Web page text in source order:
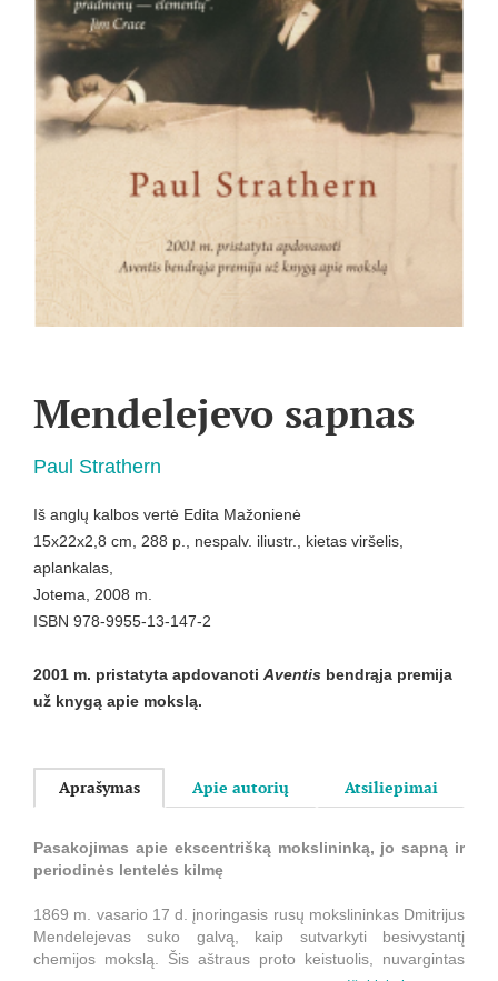
Mendelejevo sapnas
Paul Strathern
Iš anglų kalbos vertė Edita Mažonienė
15x22x2,8 cm, 288 p., nespalv. iliustr., kietas viršelis,
aplankalas,
Jotema, 2008 m.
ISBN 978-9955-13-147-2
2001 m. pristatyta apdovanoti Aventis bendrąja premija
už knygą apie mokslą.
Aprašymas Apie autorių Atsiliepimai
Pasakojimas apie ekscentrišką mokslininką, jo sapną ir
periodinės lentelės kilmę
1869 m. vasario 17 d. įnoringasis rusų mokslininkas Dmitrijus
Mendelejevas suko galvą, kaip sutvarkyti besivystantį
chemijos mokslą. Šis aštraus proto keistuolis, nuvargintas